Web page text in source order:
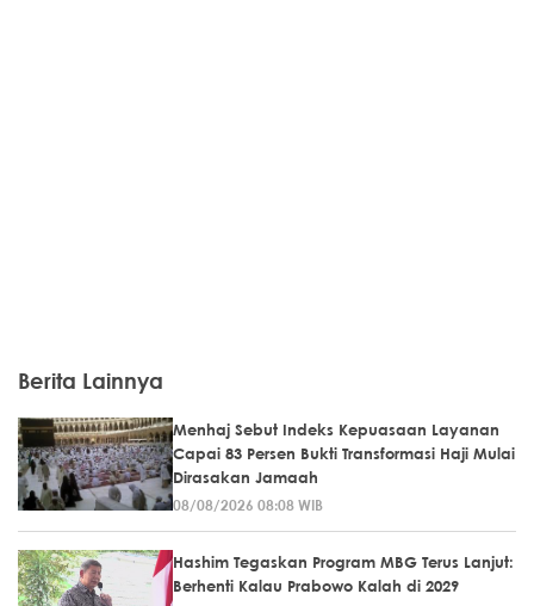
Berita Lainnya
Menhaj Sebut Indeks Kepuasaan Layanan
Capai 83 Persen Bukti Transformasi Haji Mulai
Dirasakan Jamaah
08/08/2026 08:08 WIB
Hashim Tegaskan Program MBG Terus Lanjut:
Berhenti Kalau Prabowo Kalah di 2029